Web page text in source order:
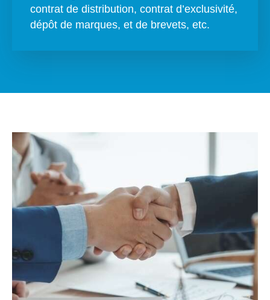
contrat de distribution, contrat d’exclusivité,
dépôt de marques, et de brevets, etc.